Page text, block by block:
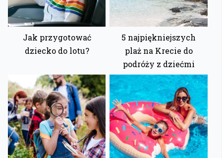
Jak przygotować
dziecko do lotu?
5 najpiękniejszych
plaż na Krecie do
podróży z dziećmi